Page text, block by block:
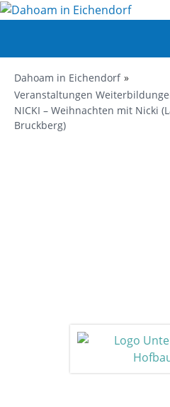
Dahoam in Eichendorf
Veranstaltungen
NICKI – Weihnachten mit Nicki
Bruckberg)